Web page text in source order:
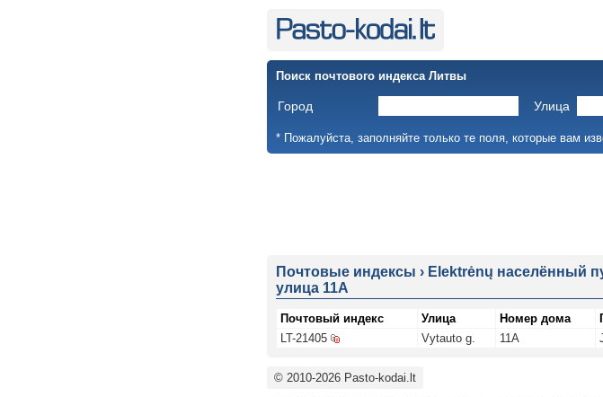
Поиск почтового индекса Литвы
Город Улица
* Пожалуйста, заполняйте только те поля, которые вам
Почтовые индексы › Elektrėnų населённый
улица 11A
Почтовый индекс Улица Номер дома
LT-21405
Vytauto g. 11A
© 2010-2026 Pasto-kodai.lt